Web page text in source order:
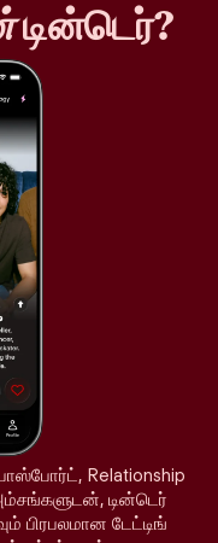
டின்டெர்?
Relationship
டின்டெர்
பிரபலமான டேட்டிங்